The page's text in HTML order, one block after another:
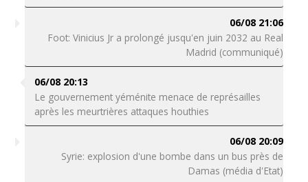
06/08 21:06
Foot: Vinicius Jr a prolongé jusqu'en juin 2032 au Real
Madrid (communiqué)
06/08 20:13
Le gouvernement yéménite menace de représailles
après les meurtrières attaques houthies
06/08 20:09
Syrie: explosion d'une bombe dans un bus près de
Damas (média d'Etat)